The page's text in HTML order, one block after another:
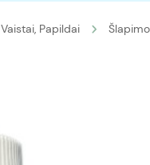
Vaistai, Papildai